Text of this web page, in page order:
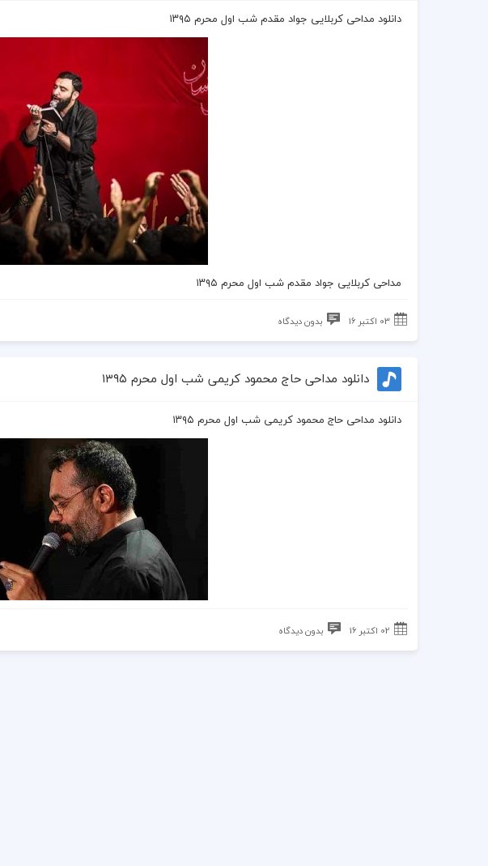
دانلود مداحی کربلایی جواد مقدم شب اول محرم ۱۳۹۵
مداحی کربلایی جواد مقدم شب اول محرم ۱۳۹۵
03 اکتبر 16 بدون دیدگاه
دانلود مداحی حاج محمود کریمی شب اول محرم ۱۳۹۵
دانلود مداحی حاج محمود کریمی شب اول محرم ۱۳۹۵
02 اکتبر 16 بدون دیدگاه